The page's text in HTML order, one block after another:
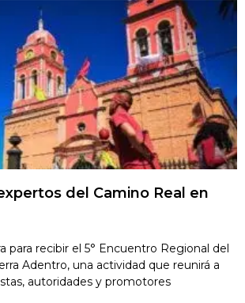
del Camino Real en
para recibir el 5° Encuentro Regional del
Adentro, una actividad que reunirá a
autoridades y promotores